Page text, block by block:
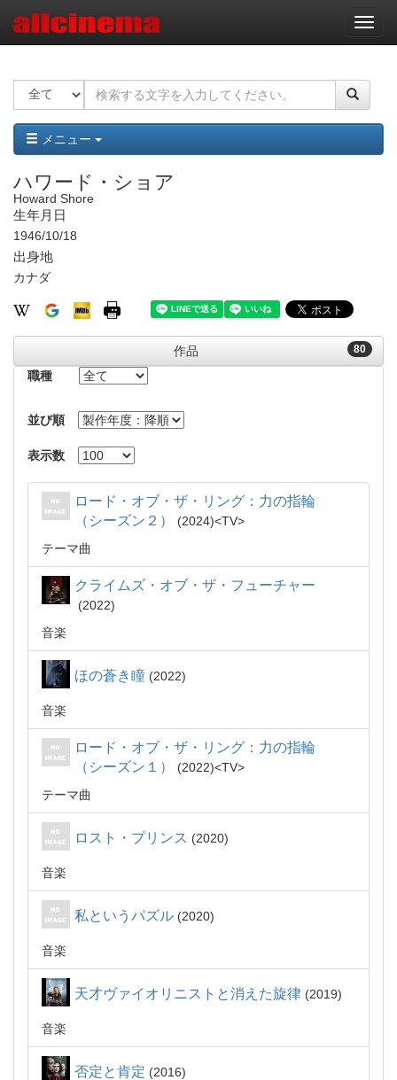
ナ
ビ
ー
ョ
ン
メニュー
ハワード・ショア
Howard Shore
生年月日
1946/10/18
出身地
カナダ
80
作品
職種
並び順
表示数
ロード・オブ・ザ・リング：力の指輪
（シーズン２）
2024
TV
テーマ曲
クライムズ・オブ・ザ・フューチャー
2022
音楽
ほの蒼き瞳 2022
音楽
ロード・オブ・ザ・リング：力の指輪
（シーズン１）
2022
TV
テーマ曲
ロスト・プリンス 2020
音楽
私というパズル 2020
音楽
天才ヴァイオリニストと消えた旋律 2019
音楽
否定と肯定 2016